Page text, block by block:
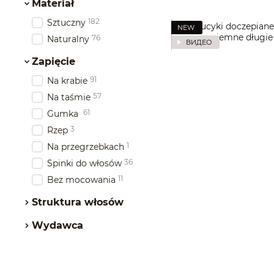
NEW
ВИДЕО
Materiał
Sztuczny 182
Naturalny 76
Zapięcie
Na krabie 91
Na taśmie 57
Gumka 61
Rzep 3
Na przegrzebkach 1
Spinki do włosów 36
Bez mocowania 11
Struktura włosów
Wydawca